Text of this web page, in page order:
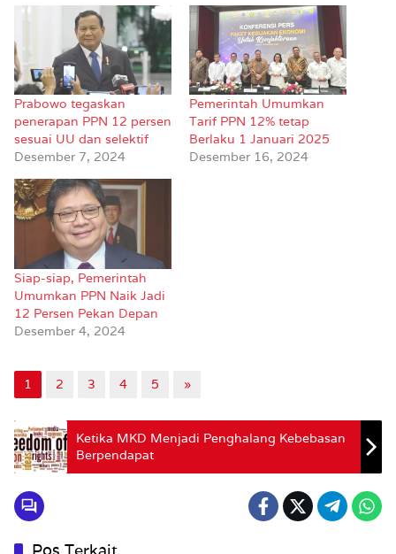
Prabowo tegaskan
penerapan PPN 12 persen
sesuai UU dan selektif
Desember 7, 2024
Pemerintah Umumkan
Tarif PPN 12% tetap
Berlaku 1 Januari 2025
Desember 16, 2024
Siap-siap, Pemerintah
Umumkan PPN Naik Jadi
12 Persen Pekan Depan
Desember 4, 2024
1 2 3 4 5 »
Ketika MKD Menjadi Penghalang Kebebasan
Berpendapat